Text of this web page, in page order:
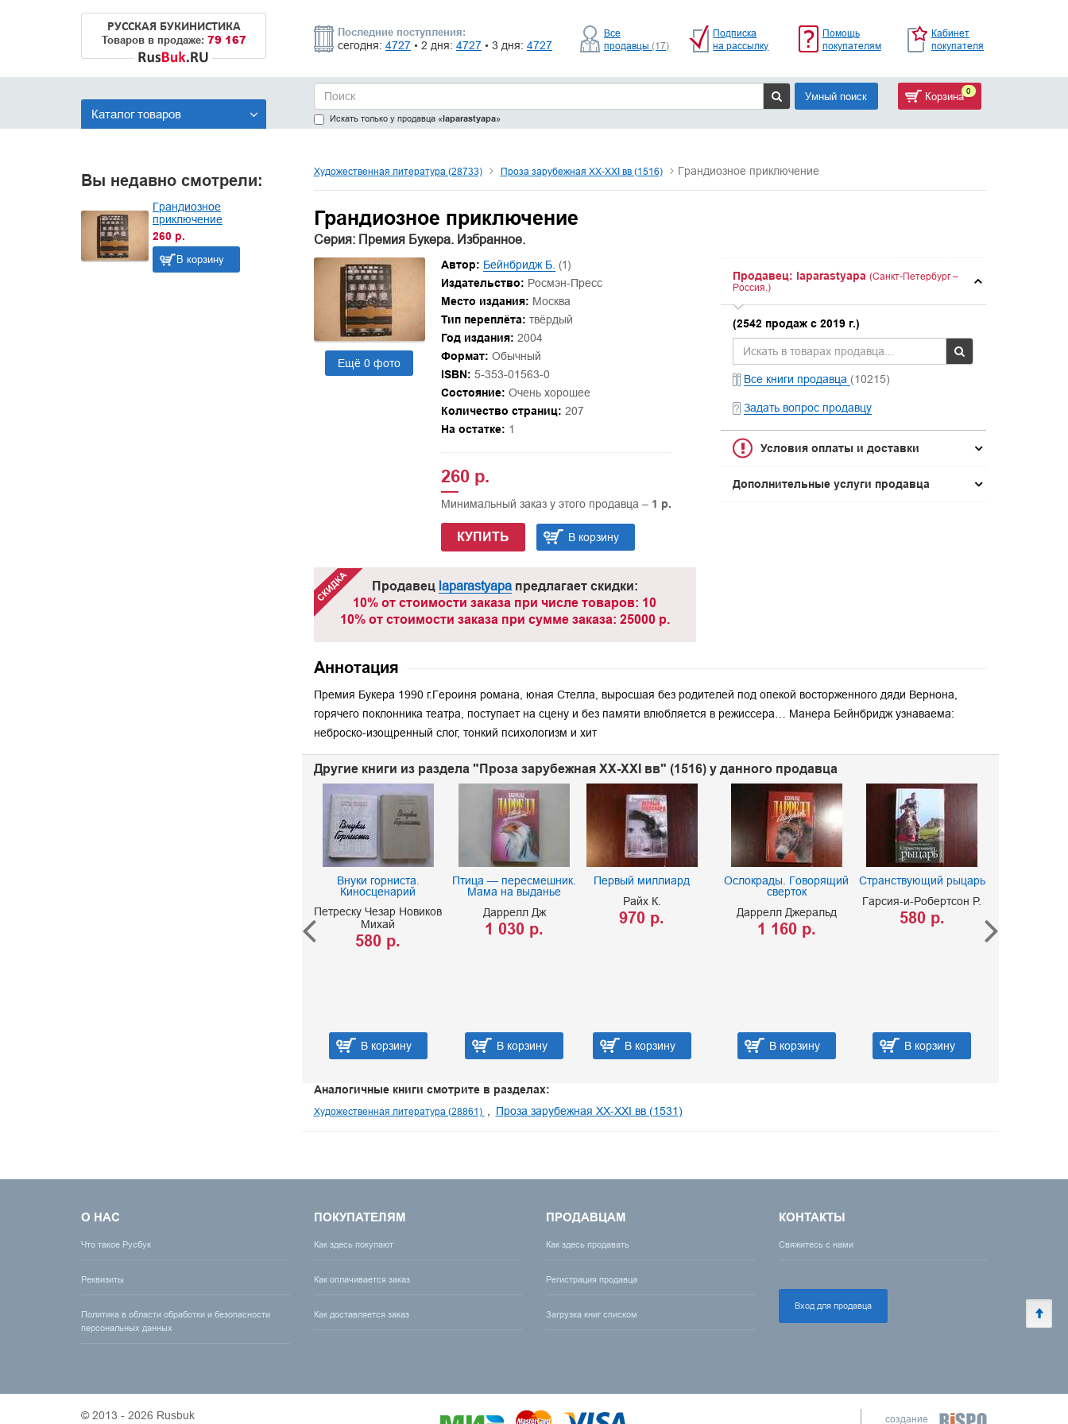
РУССКАЯ БУКИНИСТИКА
Товаров в продаже: 79 167
Последние поступления:
сегодня: 4727 • 2 дня: 4727 • 3 дня: 4727
Все
продавцы (17)
Подписка
на рассылку
Помощь
покупателям
Кабинет
покупателя
Каталог товаров Искать только у продавца «laparastyapa»
Умный поиск Корзина 0
Вы недавно смотрели:
Грандиозное
приключение
260 р.
В корзину
Художественная литература (28733) Проза зарубежная XX-XXI вв (1516) Грандиозное приключение
Грандиозное приключение
Серия: Премия Букера. Избранное.
Ещё 0 фото
Автор: Бейнбридж Б. (1)
Издательство: Росмэн-Пресс
Место издания: Москва
Тип переплёта: твёрдый
Год издания: 2004
Формат: Обычный
ISBN: 5-353-01563-0
Состояние: Очень хорошее
Количество страниц: 207
На остатке: 1
260 р.
Минимальный заказ у этого продавца – 1 р.
КУПИТЬ В корзину
Продавец laparastyapaпредлагает скидки:
10% от стоимости заказа при числе товаров: 10
10% от стоимости заказа при сумме заказа: 25000 р.
Продавец: laparastyapa (Санкт-Петербург –
Россия.)
(2542 продаж с 2019 г.)
Все книги продавца (10215)
Задать вопрос продавцу
Условия оплаты и доставки
Дополнительные услуги продавца
Аннотация
Премия Букера 1990 г.Героиня романа, юная Стелла, выросшая без родителей под опекой восторженного дяди Вернона,
горячего поклонника театра, поступает на сцену и без памяти влюбляется в режиссера… Манера Бейнбридж узнаваема:
неброско-изощренный слог, тонкий психологизм и хит
Другие книги из раздела "Проза зарубежная XX-XXI вв" (1516) у данного продавца
Внуки горниста.
Киносценарий
Петреску Чезар Новиков
Михай
580 р.
В корзину
Птица — пересмешник.
Мама на выданье
Даррелл Дж
1 030 р.
В корзину
Первый миллиард
Райх К.
970 р.
В корзину
Ослокрады. Говорящий
сверток
Даррелл Джеральд
1 160 р.
В корзину
Странствующий рыцарь
Гарсия-и-Робертсон Р.
580 р.
В корзину
Аналогичные книги смотрите в разделах:
Художественная литература (28861) Проза зарубежная XX-XXI вв (1531)
О НАС
Что такое Русбук
Реквизиты
Политика в области обработки и безопасности
персональных данных
ПОКУПАТЕЛЯМ
Как здесь покупают
Как оплачивается заказ
Как доставляется заказ
ПРОДАВЦАМ
Как здесь продавать
Регистрация продавца
Загрузка книг списком
КОНТАКТЫ
Свяжитесь с нами
Вход для продавца
© 2013 - 2026 Rusbuk создание